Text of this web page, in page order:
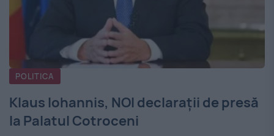
POLITICA
Klaus Iohannis, NOI declarații de presă
la Palatul Cotroceni